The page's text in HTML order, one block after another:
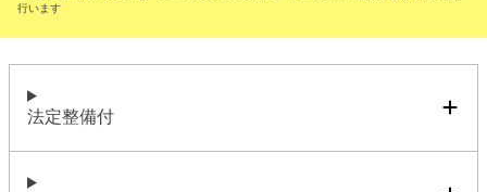
行います
法定整備付